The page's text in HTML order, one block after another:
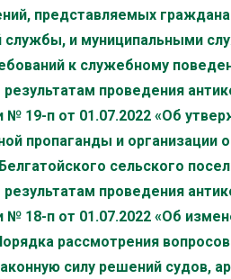
представляемых
службы, и муниципальными
к служебному
проведения
№ 19-п от 01.07.2022 «Об
пропаганды и организации
сельского
проведения
№ 18-п от 01.07.2022 «Об
рассмотрения
силу решений судов,